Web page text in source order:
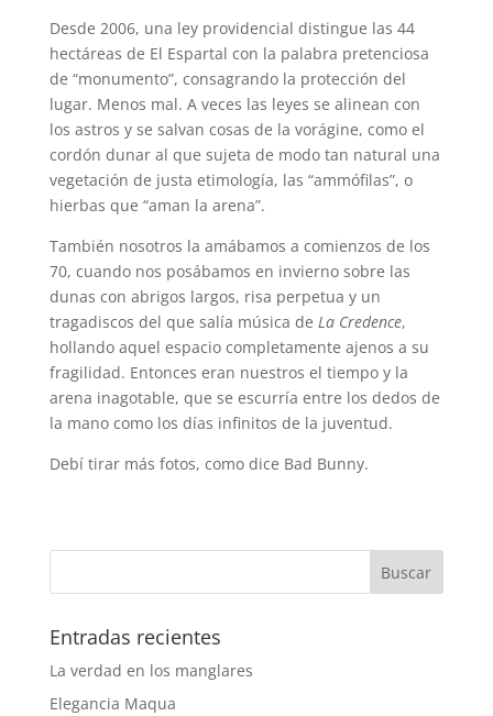
Desde 2006, una ley providencial distingue las 44
hectáreas de El Espartal con la palabra pretenciosa
de “monumento”, consagrando la protección del
lugar. Menos mal. A veces las leyes se alinean con
los astros y se salvan cosas de la vorágine, como el
cordón dunar al que sujeta de modo tan natural una
vegetación de justa etimología, las “ammófilas”, o
hierbas que “aman la arena”.
También nosotros la amábamos a comienzos de los
70, cuando nos posábamos en invierno sobre las
dunas con abrigos largos, risa perpetua y un
tragadiscos del que salía música de La Credence,
hollando aquel espacio completamente ajenos a su
fragilidad. Entonces eran nuestros el tiempo y la
arena inagotable, que se escurría entre los dedos de
la mano como los días infinitos de la juventud.
Debí tirar más fotos, como dice Bad Bunny.
Entradas recientes
La verdad en los manglares
Elegancia Maqua